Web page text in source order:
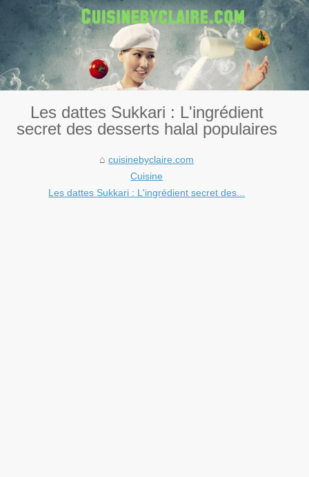
Les dattes Sukkari : L'ingrédient
secret des desserts halal populaires
cuisinebyclaire.com
Cuisine
Les dattes Sukkari : L'ingrédient secret des...